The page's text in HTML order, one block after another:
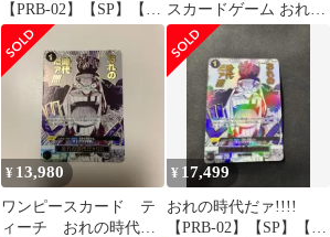
【PRB-02】【SP】【パ
ラレル】【OP09-096】
スカードゲーム おれの
時代だ！！！黒ひげお
まけでローダー付‼️
¥ 13,980
ワンピースカード テ
ィーチ おれの時代だ
¥ 17,499
おれの時代だァ!!!!
【PRB-02】【SP】【パ